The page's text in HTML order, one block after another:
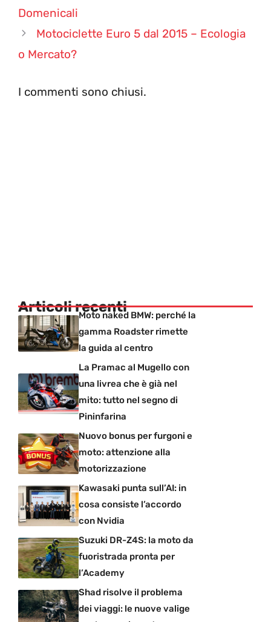
Domenicali
Motociclette Euro 5 dal 2015 – Ecologia
o Mercato?
I commenti sono chiusi.
Articoli recentiMoto naked BMW: perché la
gamma Roadster rimette
la guida al centro
La Pramac al Mugello con
una livrea che è già nel
mito: tutto nel segno di
Pininfarina
Nuovo bonus per furgoni e
moto: attenzione alla
motorizzazione
Kawasaki punta sull’AI: in
cosa consiste l’accordo
con Nvidia
Suzuki DR-Z4S: la moto da
fuoristrada pronta per
l’Academy
Shad risolve il problema
dei viaggi: le nuove valige